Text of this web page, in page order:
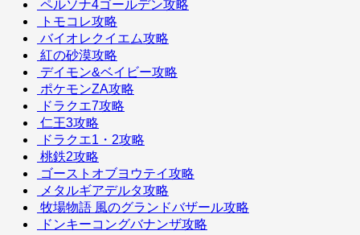
ペルソナ4ゴールデン攻略
トモコレ攻略
バイオレクイエム攻略
紅の砂漠攻略
デイモン&ベイビー攻略
ポケモンZA攻略
ドラクエ7攻略
仁王3攻略
ドラクエ1・2攻略
桃鉄2攻略
ゴーストオブヨウテイ攻略
メタルギアデルタ攻略
牧場物語 風のグランドバザール攻略
ドンキーコングバナンザ攻略